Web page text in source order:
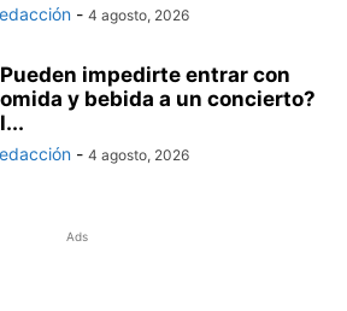
- 4 agosto, 2026
impedirte entrar con
y bebida a un concierto?
- 4 agosto, 2026
Ads